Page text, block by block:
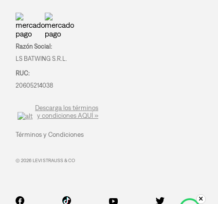
Razón Social:
LS BATWING S.R.L.
RUC:
20605214038
Descarga los términos
y condiciones AQUÍ »
Términos y Condiciones
© 2026 LEVI STRAUSS & CO